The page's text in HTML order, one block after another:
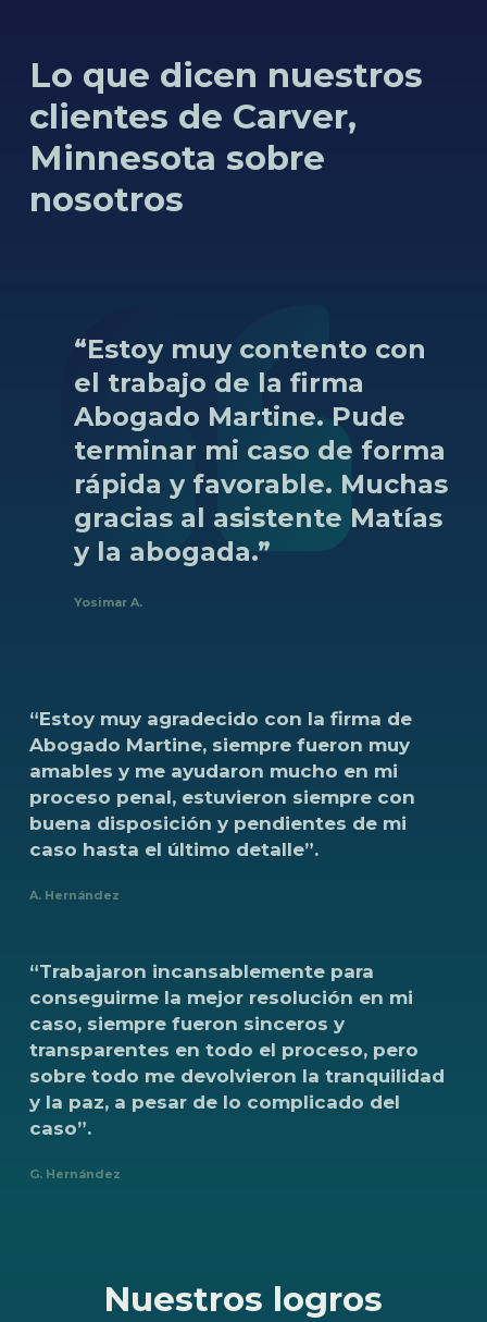
Lo que dicen nuestros
clientes de Carver,
Minnesota sobre
nosotros
“Estoy muy contento con
el trabajo de la firma
Abogado Martine. Pude
terminar mi caso de forma
rápida y favorable. Muchas
gracias al asistente Matías
y la abogada.”
Yosimar A.
“Estoy muy agradecido con la firma de
Abogado Martine, siempre fueron muy
amables y me ayudaron mucho en mi
proceso penal, estuvieron siempre con
buena disposición y pendientes de mi
caso hasta el último detalle”.
A. Hernández
“Trabajaron incansablemente para
conseguirme la mejor resolución en mi
caso, siempre fueron sinceros y
transparentes en todo el proceso, pero
sobre todo me devolvieron la tranquilidad
y la paz, a pesar de lo complicado del
caso”.
G. Hernández
Nuestros logros